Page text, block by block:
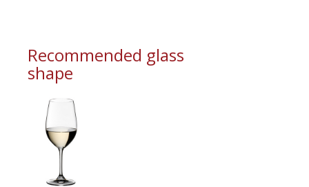
Recommended glass
shape